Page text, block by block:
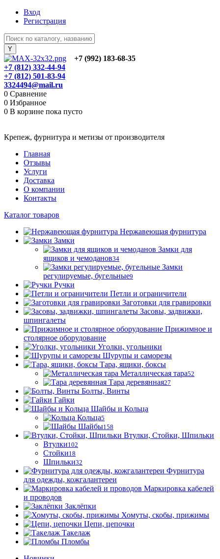
Вход
Регистрация
+7 (992) 183-68-35
+7 (812) 332-44-94
+7 (812) 501-83-94
3324494@mail.ru
0 Сравнение
0 Избранное
0 В корзине пока пусто
Крепеж, фурнитура и метизы от производителя
Главная
Отзывы
Услуги
Доставка
О компании
Контакты
Каталог товаров
Нержавеющая фурнитура
Замки
Замки для
ящиков и чемоданов34
Замки
регулируемые, бугельные9
Ручки
Петли и ограничители
Заготовки для гравировки
Засовы, задвижки,
шпингалеты
Прижимное и
столярное оборудование
Уголки, угольники
Шурупы и саморезы
Тара, ящики, боксы
Металлическая тара52
Тара деревянная27
Болты, Винты
Гайки
Шайбы и Кольца
Кольца5
Шайбы158
Втулки, Стойки, Шпильки
Втулки102
Стойки18
Шпильки32
Фурнитура
для одежды, кожгалантереи
Маркировка кабелей
и проводов
Заклёпки
Хомуты, скобы, прижимы
Цепи, цепочки
Такелаж
Пломбы